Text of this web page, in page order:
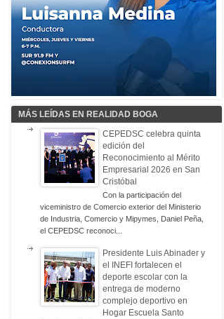
MÁS LEÍDAS EN REALIDAD BOGA
CEPEDSC celebra quinta
edición del
Reconocimiento al Mérito
Empresarial 2026 en San
Cristóbal
Con la participación del
viceministro de Comercio exterior del Ministerio
de Industria, Comercio y Mipymes, Daniel Peña,
el CEPEDSC reconoci...
Presidente Luis Abinader y
el INEFI fortalecen el
deporte escolar con la
entrega de moderno
complejo deportivo en
Hogar Escuela Santo